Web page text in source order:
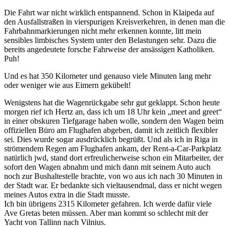
Die Fahrt war nicht wirklich entspannend. Schon in Klaipeda auf
den Ausfallstraßen in vierspurigen Kreisverkehren, in denen man die
Fahrbahnmarkierungen nicht mehr erkennen konnte, litt mein
sensibles limbisches System unter den Belastungen sehr. Dazu die
bereits angedeutete forsche Fahrweise der ansässigen Katholiken.
Puh!
Und es hat 350 Kilometer und genauso viele Minuten lang mehr
oder weniger wie aus Eimern gekübelt!
Wenigstens hat die Wagenrückgabe sehr gut geklappt. Schon heute
morgen rief ich Hertz an, dass ich um 18 Uhr kein „meet and greet“
in einer obskuren Tiefgarage haben wolle, sondern den Wagen beim
offiziellen Büro am Flughafen abgeben, damit ich zeitlich flexibler
sei. Dies wurde sogar ausdrücklich begrüßt. Und als ich in Riga in
strömendem Regen am Flughafen ankam, der Rent-a-Car-Parkplatz
natürlich jwd, stand dort erfreulicherweise schon ein Mitarbeiter, der
sofort den Wagen abnahm und mich dann mit seinem Auto auch
noch zur Bushaltestelle brachte, von wo aus ich nach 30 Minuten in
der Stadt war. Er bedankte sich vieltausendmal, dass er nicht wegen
meines Autos extra in die Stadt musste.
Ich bin übrigens 2315 Kilometer gefahren. Ich werde dafür viele
Ave Gretas beten müssen. Aber man kommt so schlecht mit der
Yacht von Tallinn nach Vilnius.